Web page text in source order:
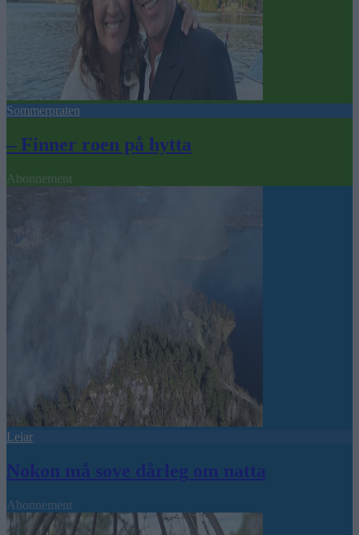
Sommerpraten
– Finner roen på hytta
Abonnement
Leiar
Nokon må sove dårleg om natta
Abonnement